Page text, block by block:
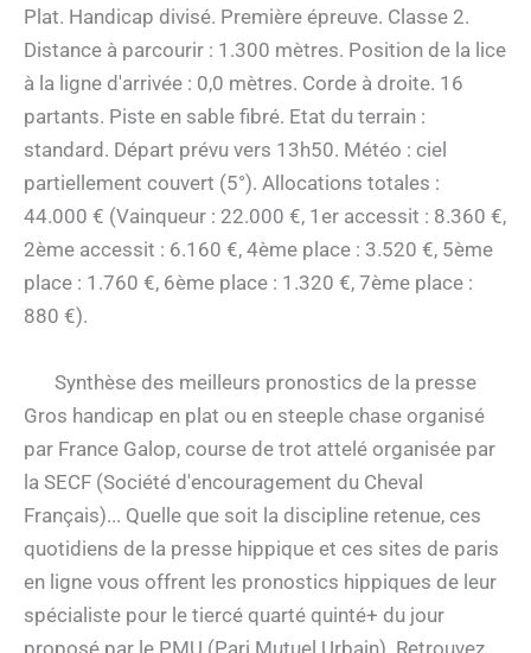
Plat. Handicap divisé. Première épreuve. Classe 2.
Distance à parcourir : 1.300 mètres. Position de la lice
à la ligne d'arrivée : 0,0 mètres. Corde à droite. 16
partants. Piste en sable fibré. Etat du terrain :
standard. Départ prévu vers 13h50. Météo : ciel
partiellement couvert (5°). Allocations totales :
44.000 € (Vainqueur : 22.000 €, 1er accessit : 8.360 €,
2ème accessit : 6.160 €, 4ème place : 3.520 €, 5ème
place : 1.760 €, 6ème place : 1.320 €, 7ème place :
880 €).
Synthèse des meilleurs pronostics de la presse
Gros handicap en plat ou en steeple chase organisé
par France Galop, course de trot attelé organisée par
la SECF (Société d'encouragement du Cheval
Français)... Quelle que soit la discipline retenue, ces
quotidiens de la presse hippique et ces sites de paris
en ligne vous offrent les pronostics hippiques de leur
spécialiste pour le tiercé quarté quinté+ du jour
proposé par le PMU (Pari Mutuel Urbain). Retrouvez,